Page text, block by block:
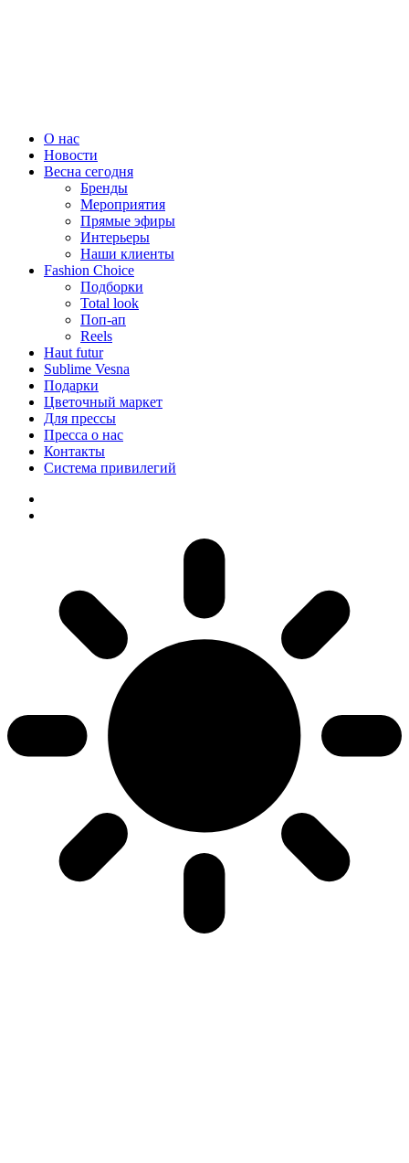
О нас
Новости
Весна сегодня
Бренды
Меро­приятия
Прямые эфиры
Интерьеры
Наши клиенты
Fashion Choice
Подборки
Total look
Поп-ап
Reels
Haut futur
Sublime Vesna
Подарки
Цветочный маркет
Для прессы
Пресса о нас
Контакты
Система привилегий